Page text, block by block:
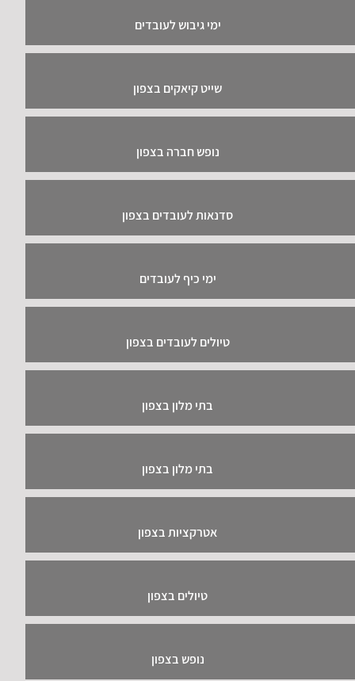
ימי גיבוש לעובדים
שייט קיאקים בצפון
נופש חברה בצפון
סדנאות לעובדים בצפון
ימי כיף לעובדים
טיולים לעובדים בצפון
בתי מלון בצפון
בתי מלון בצפון
אטרקציות בצפון
טיולים בצפון
נופש בצפון